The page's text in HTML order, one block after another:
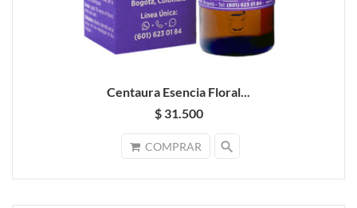
Centaura Esencia Floral...
$ 31.500
COMPRAR search